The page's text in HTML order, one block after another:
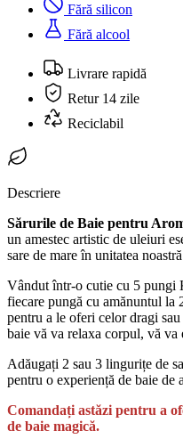
Fără silicon
Fără alcool
Livrare rapidă
Retur 14 zile
Reciclabil
Descriere
Sărurile de Baie pentru
un amestec artistic de uleiuri
sare de mare în unitatea
Vândut într-o cutie cu 5 pungi
fiecare pungă cu amănuntul
pentru a le oferi celor dragi
baie vă va relaxa corpul, vă
Adăugați 2 sau 3 lingurițe de
pentru o experiență de baie de
Comandați astăzi pentru a
de baie magică.